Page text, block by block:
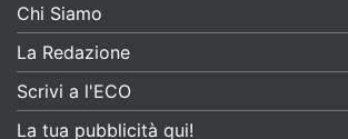
Chi Siamo
La Redazione
Scrivi a l'ECO
La tua pubblicità qui!